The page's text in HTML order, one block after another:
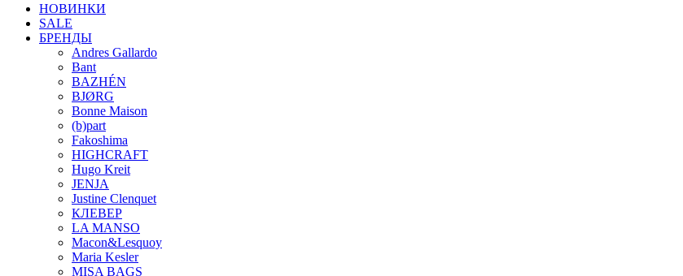
НОВИНКИ
SALE
БРЕНДЫ
Andres Gallardo
Bant
BAZHÉN
BJØRG
Bonne Maison
(b)part
Fakoshima
HIGHCRAFT
Hugo Kreit
JENJA
Justine Clenquet
КЛЕВЕР
LA MANSO
Macon&Lesquoy
Maria Kesler
MISA BAGS